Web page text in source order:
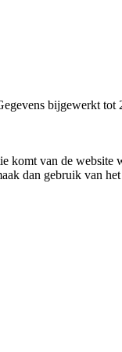
bijgewerkt tot
komt van de website
dan gebruik van